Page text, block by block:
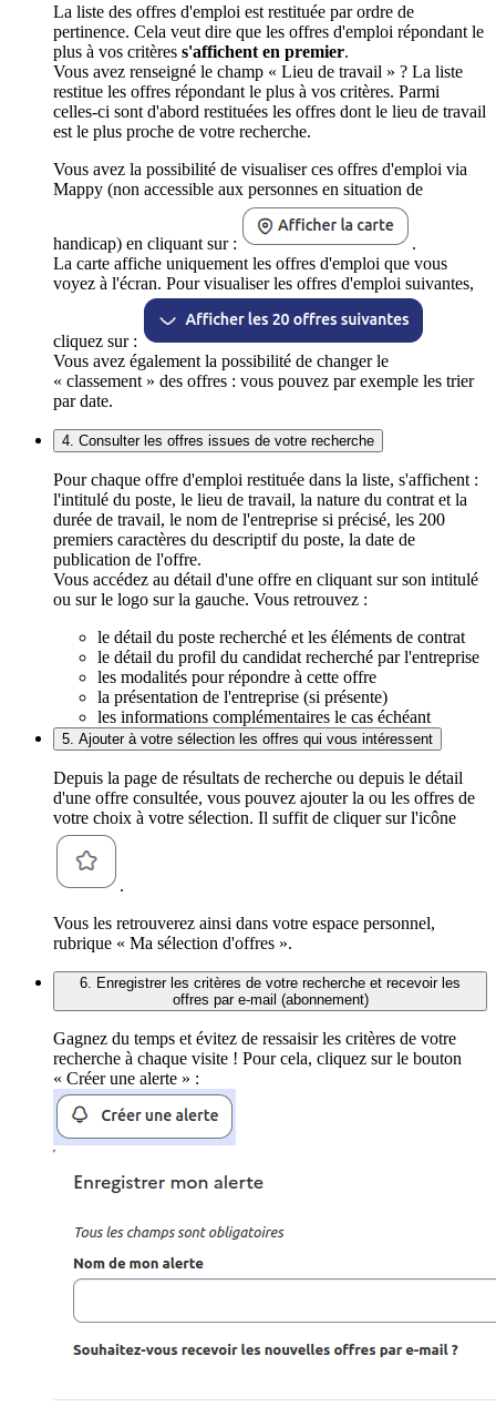
La liste des offres d'emploi est restituée par ordre de
pertinence. Cela veut dire que les offres d'emploi répondant le
plus à vos critères s'affichent en premier.
Vous avez renseigné le champ « Lieu de travail » ? La liste
restitue les offres répondant le plus à vos critères. Parmi
celles-ci sont d'abord restituées les offres dont le lieu de travail
est le plus proche de votre recherche.
Vous avez la possibilité de visualiser ces offres d'emploi via
Mappy (non accessible aux personnes en situation de
handicap) en cliquant sur :
.
La carte affiche uniquement les offres d'emploi que vous
voyez à l'écran. Pour visualiser les offres d'emploi suivantes,
cliquez sur :
Vous avez également la possibilité de changer le
« classement » des offres : vous pouvez par exemple les trier
par date.
4. Consulter les offres issues de votre recherche
Pour chaque offre d'emploi restituée dans la liste, s'affichent :
l'intitulé du poste, le lieu de travail, la nature du contrat et la
durée de travail, le nom de l'entreprise si précisé, les 200
premiers caractères du descriptif du poste, la date de
publication de l'offre.
Vous accédez au détail d'une offre en cliquant sur son intitulé
ou sur le logo sur la gauche. Vous retrouvez :
le détail du poste recherché et les éléments de contrat
le détail du profil du candidat recherché par l'entreprise
les modalités pour répondre à cette offre
la présentation de l'entreprise (si présente)
les informations complémentaires le cas échéant
5. Ajouter à votre sélection les offres qui vous intéressent
Depuis la page de résultats de recherche ou depuis le détail
d'une offre consultée, vous pouvez ajouter la ou les offres de
votre choix à votre sélection. Il suffit de cliquer sur l'icône
.
Vous les retrouverez ainsi dans votre espace personnel,
rubrique « Ma sélection d'offres ».
6. Enregistrer les critères de votre recherche et recevoir les
offres par e-mail (abonnement)
Gagnez du temps et évitez de ressaisir les critères de votre
recherche à chaque visite ! Pour cela, cliquez sur le bouton
« Créer une alerte » :